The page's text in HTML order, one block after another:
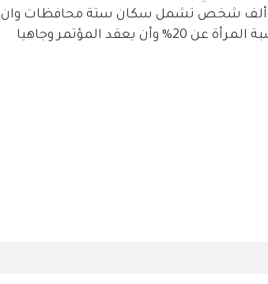
ألف شخص تشمل سكان ستة محافظات وان
لا تقل نسبة الشباب (ما بين 18-35) عن 20% ونسبة المرأة عن 20% وأن يعقد المؤتمر وجاهيا